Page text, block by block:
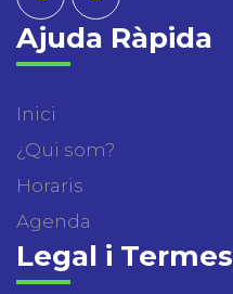
Ajuda Ràpida
Inici
¿Qui som?
Horaris
Agenda
Legal i Termes